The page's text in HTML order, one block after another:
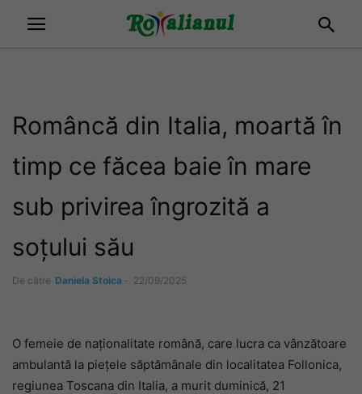
Româncă din Italia, moartă în
timp ce făcea baie în mare
sub privirea îngrozită a
soțului său
De către Daniela Stoica - 22/09/2025
O femeie de naționalitate română, care lucra ca vânzătoare
ambulantă la pieţele săptămânale din localitatea Follonica,
regiunea Toscana din Italia, a murit duminică, 21